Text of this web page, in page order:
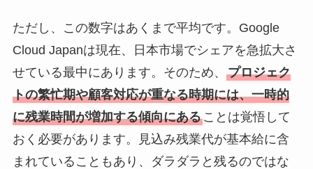
ただし、この数字はあくまで平均です。Google
Cloud Japanは現在、日本市場でシェアを急拡大さ
せている最中にあります。そのため、 プロジェク
トの繁忙期や顧客対応が重なる時期には、一時的
に残業時間が増加する傾向にあることは覚悟して
おく必要があります。見込み残業代が基本給に含
まれていることもあり、ダラダラと残るのではな